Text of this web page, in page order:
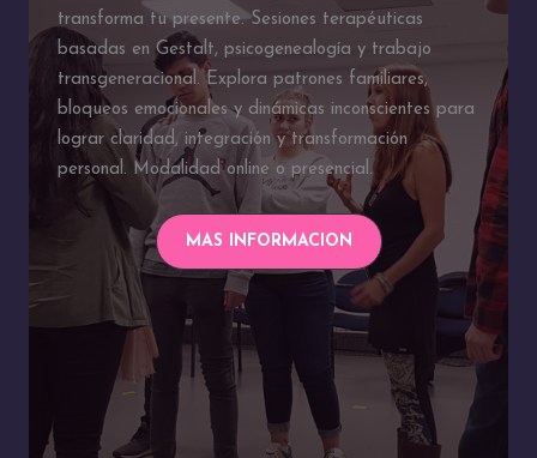
transforma tu presente. Sesiones terapéuticas
basadas en Gestalt, psicogenealogía y trabajo
transgeneracional. Explora patrones familiares,
bloqueos emocionales y dinámicas inconscientes para
lograr claridad, integración y transformación
personal. Modalidad online o presencial.
MAS INFORMACION